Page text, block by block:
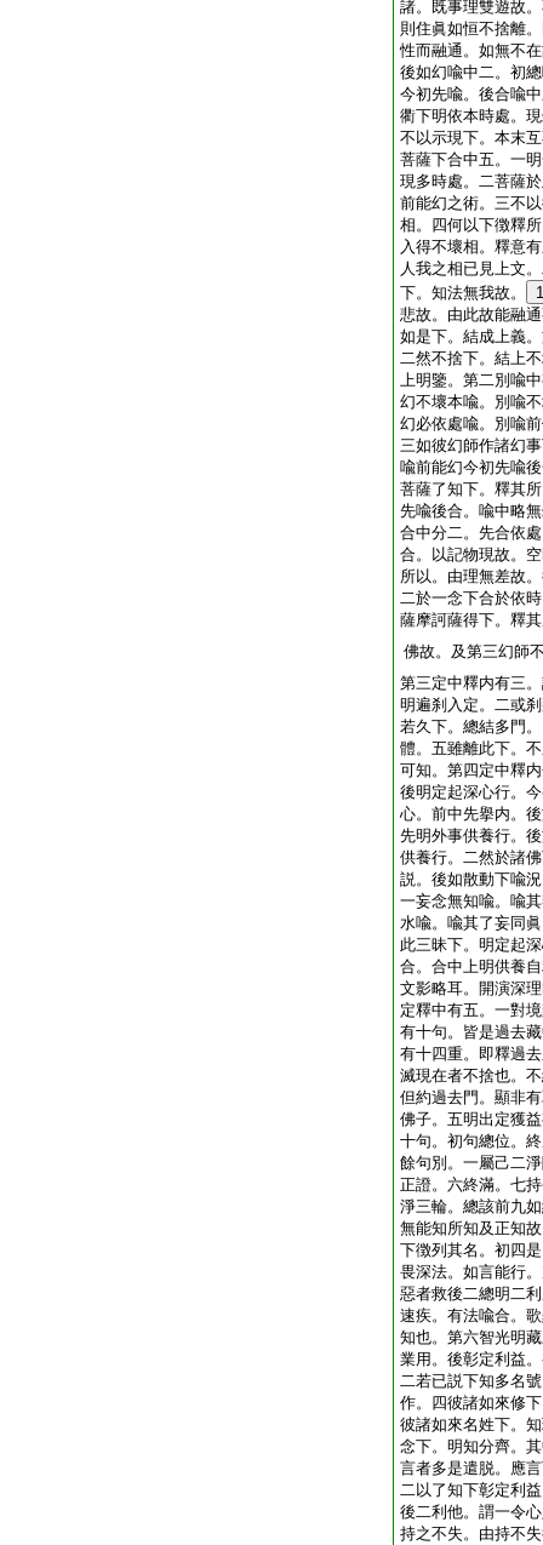
諸。既事理雙遊故
則住眞如恒不捨離
性而融通。如無不
後如幻喩中二。初
今初先喩。後合喩
衢下明依本時處。
不以示現下。本末
菩薩下合中五。一
現多時處。二菩薩
前能幻之術。三不
相。四何以下徴釋
入得不壞相。釋意
人我之相已見上文
下。知法無我故。
1
悲故。由此故能融
如是下。結成上義
二然不捨下。結上
上明鑒。第二別喩
幻不壞本喩。別喩
幻必依處喩。別喩
三如彼幻師作諸幻
喩前能幻今初先喩
菩薩了知下。釋其
先喩後合。喩中略
合中分二。先合依
合。以記物現故。
所以。由理無差故
二於一念下合於依
薩摩訶薩得下。釋
佛故。及第三幻師
第三定中釋内有三
明遍刹入定。二或
若久下。總結多門
體。五雖離此下。
可知。第四定中釋
後明定起深心行。
心。前中先擧内。
先明外事供養行。
供養行。二然於諸
説。後如散動下喩
一妄念無知喩。喩
水喩。喩其了妄同
此三昧下。明定起
合。合中上明供養
文影略耳。開演深
定釋中有五。一對
有十句。皆是過去
有十四重。即釋過
滅現在者不捨也。
但約過去門。顯非
佛子。五明出定獲
十句。初句總位。
餘句別。一屬己二
正證。六終滿。七
淨三輪。總該前九
無能知所知及正知
下徴列其名。初四
畏深法。如言能行
惡者救後二總明二
速疾。有法喩合。
知也。第六智光明
業用。後彰定利益
二若已説下知多名
作。四彼諸如來修
彼諸如來名姓下。
念下。明知分齊。
言者多是遣脱。應
二以了知下彰定利
後二利他。謂一令
持之不失。由持不